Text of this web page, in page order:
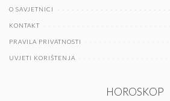
O SAVJETNICI
KONTAKT
PRAVILA PRIVATNOSTI
UVJETI KORIŠTENJA
HOROSKOP